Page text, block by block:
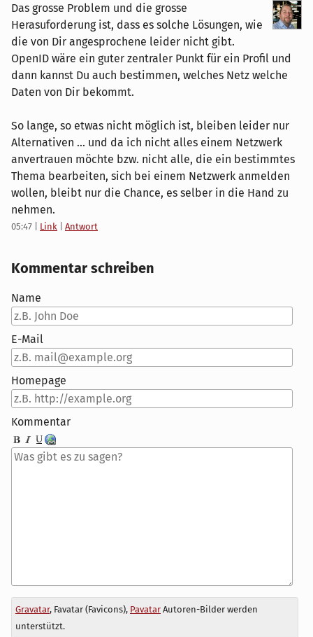
Das grosse Problem und die grosse
Herasuforderung ist, dass es solche Lösungen, wie
die von Dir angesprochene leider nicht gibt.
OpenID wäre ein guter zentraler Punkt für ein Profil und
dann kannst Du auch bestimmen, welches Netz welche
Daten von Dir bekommt.
So lange, so etwas nicht möglich ist, bleiben leider nur
Alternativen ... und da ich nicht alles einem Netzwerk
anvertrauen möchte bzw. nicht alle, die ein bestimmtes
Thema bearbeiten, sich bei einem Netzwerk anmelden
wollen, bleibt nur die Chance, es selber in die Hand zu
nehmen.
05:47 Link Antwort
Kommentar schreiben
Name
E-Mail
Homepage
Kommentar
Antwort
zu
Gravatar, Favatar (Favicons), PavatarAutoren-Bilder werden
unterstützt.